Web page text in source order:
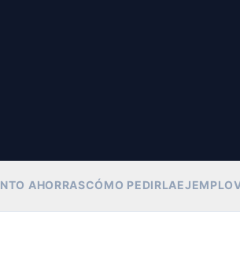
AHORRASCÓMO PEDIRLAEJEMPLO